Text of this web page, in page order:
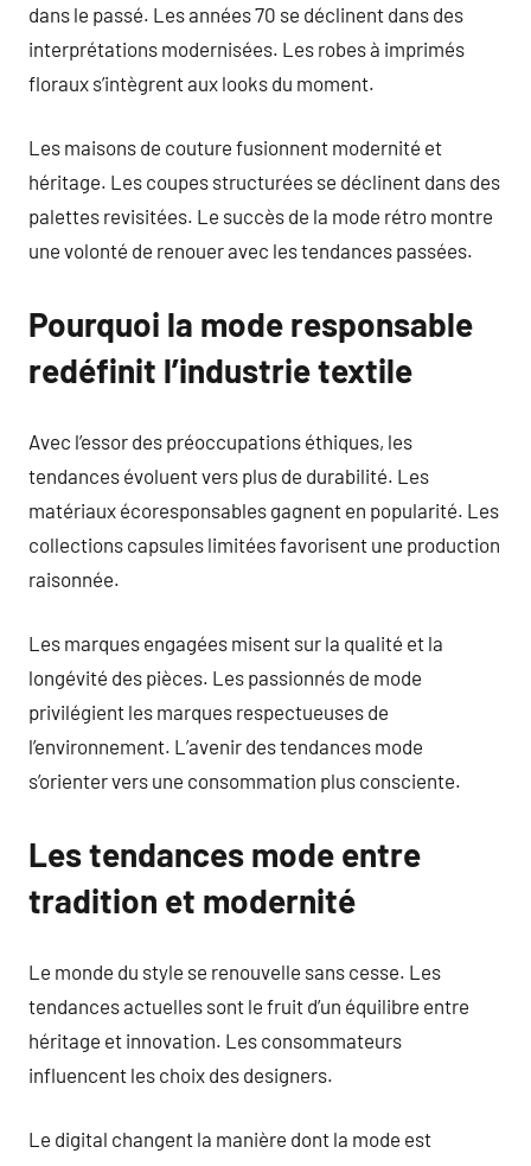
dans le passé. Les années 70 se déclinent dans des
interprétations modernisées. Les robes à imprimés
floraux s’intègrent aux looks du moment.
Les maisons de couture fusionnent modernité et
héritage. Les coupes structurées se déclinent dans des
palettes revisitées. Le succès de la mode rétro montre
une volonté de renouer avec les tendances passées.
Pourquoi la mode responsable
redéfinit l’industrie textile
Avec l’essor des préoccupations éthiques, les
tendances évoluent vers plus de durabilité. Les
matériaux écoresponsables gagnent en popularité. Les
collections capsules limitées favorisent une production
raisonnée.
Les marques engagées misent sur la qualité et la
longévité des pièces. Les passionnés de mode
privilégient les marques respectueuses de
l’environnement. L’avenir des tendances mode
s’orienter vers une consommation plus consciente.
Les tendances mode entre
tradition et modernité
Le monde du style se renouvelle sans cesse. Les
tendances actuelles sont le fruit d’un équilibre entre
héritage et innovation. Les consommateurs
influencent les choix des designers.
Le digital changent la manière dont la mode est